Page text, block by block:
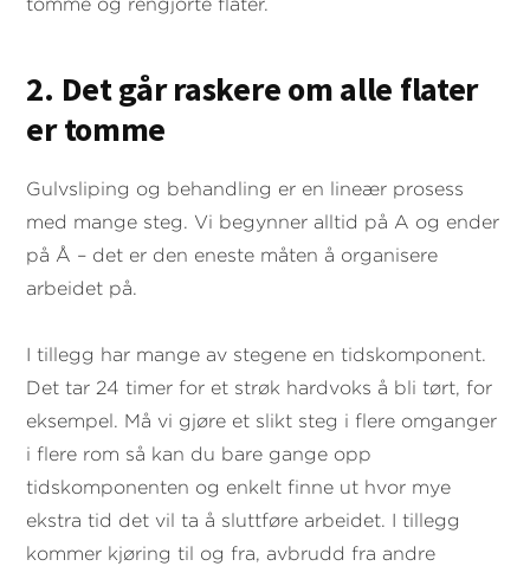
tomme og rengjorte flater.
2. Det går raskere om alle flater
er tomme
Gulvsliping og behandling er en lineær prosess
med mange steg. Vi begynner alltid på A og ender
på Å – det er den eneste måten å organisere
arbeidet på.
I tillegg har mange av stegene en tidskomponent.
Det tar 24 timer for et strøk hardvoks å bli tørt, for
eksempel. Må vi gjøre et slikt steg i flere omganger
i flere rom så kan du bare gange opp
tidskomponenten og enkelt finne ut hvor mye
ekstra tid det vil ta å sluttføre arbeidet. I tillegg
kommer kjøring til og fra, avbrudd fra andre